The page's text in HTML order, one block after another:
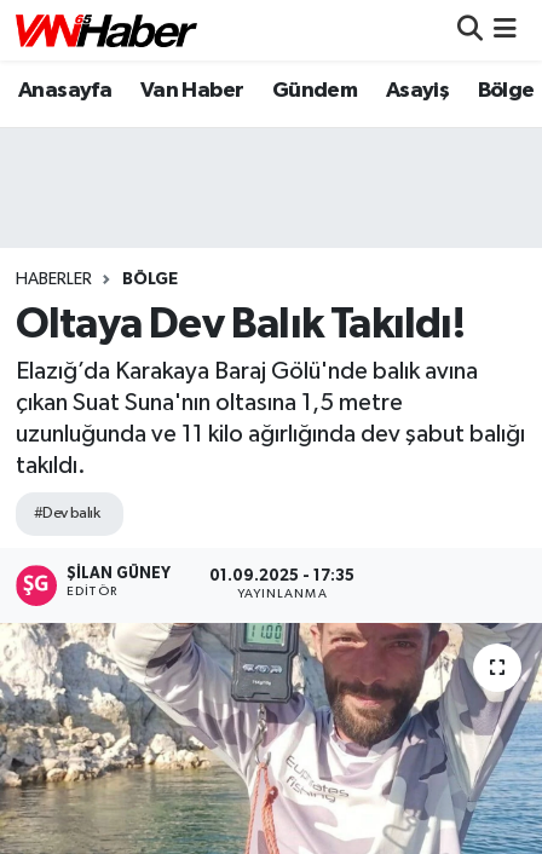
Anasayfa Van Haber Gündem Asayiş Bölge
HABERLER BÖLGE
Oltaya Dev Balık Takıldı!
Elazığ’da Karakaya Baraj Gölü'nde balık avına
çıkan Suat Suna'nın oltasına 1,5 metre
uzunluğunda ve 11 kilo ağırlığında dev şabut balığı
takıldı.
#Dev balık
ŞİLAN GÜNEY
EDITÖR
01.09.2025 - 17:35
YAYINLANMA
Nöbetçi Eczaneler
Puan Durumu ve Fikstür
Tüm Manşetler
Son Dakika Haberleri
Haber Arşivi